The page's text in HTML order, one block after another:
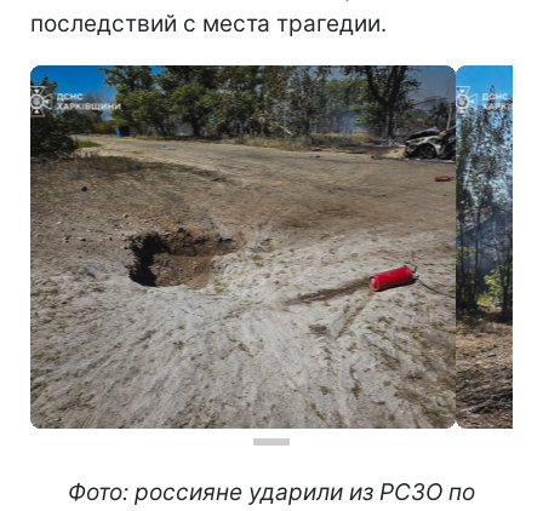
последствий с места трагедии.
Фото: россияне ударили из РСЗО по